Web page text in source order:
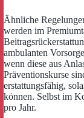
Ähnliche
werden im
ambulanten
wenn diese aus
Präventionskurse
erstattungsfähig,
können. Selbst im
pro Jahr.